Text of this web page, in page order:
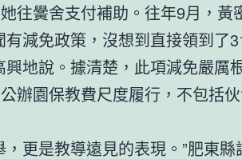
往黌舍支付補助。往年9月，黃
有減免政策，沒想到直接領到了
興地說。據清楚，此項減免嚴厲
辦園保教費尺度履行，不包括
，更是教導遠見的表現。”肥東縣